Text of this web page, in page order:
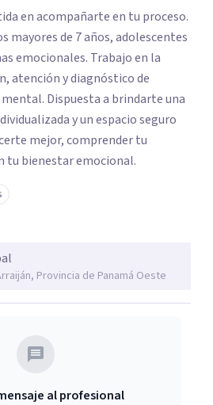
en acompañarte en tu proceso.
mayores de 7 años, adolescentes
emocionales. Trabajo en la
atención y diagnóstico de
Dispuesta a brindarte una
y un espacio seguro
mejor, comprender tu
tu bienestar emocional.
Provincia de Panamá Oeste
al profesional